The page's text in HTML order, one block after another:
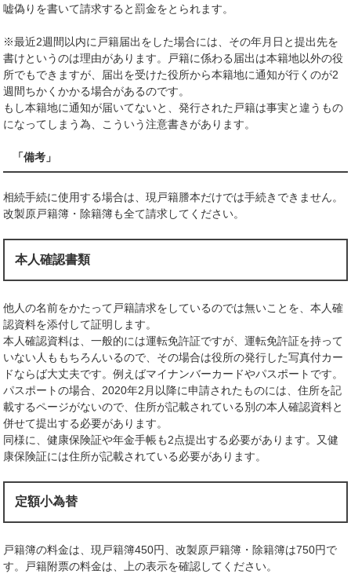
嘘偽りを書いて請求すると罰金をとられます。
※最近2週間以内に戸籍届出をした場合には、その年月日と提出先を
書けというのは理由があります。戸籍に係わる届出は本籍地以外の役
所でもできますが、届出を受けた役所から本籍地に通知が行くのが2
週間ちかくかかる場合があるのです。
もし本籍地に通知が届いてないと、発行された戸籍は事実と違うもの
になってしまう為、こういう注意書きがあります。
「備考」
相続手続に使用する場合は、現戸籍謄本だけでは手続きできません。
改製原戸籍簿・除籍簿も全て請求してください。
本人確認書類
他人の名前をかたって戸籍請求をしているのでは無いことを、本人確
認資料を添付して証明します。
本人確認資料は、一般的には運転免許証ですが、運転免許証を持って
いない人ももちろんいるので、その場合は役所の発行した写真付カー
ドならば大丈夫です。例えばマイナンバーカードやパスポートです。
パスポートの場合、2020年2月以降に申請されたものには、住所を記
載するページがないので、住所が記載されている別の本人確認資料と
併せて提出する必要があります。
同様に、健康保険証や年金手帳も2点提出する必要があります。又健
康保険証には住所が記載されている必要があります。
定額小為替
戸籍簿の料金は、現戸籍簿450円、改製原戸籍簿・除籍簿は750円で
す。戸籍附票の料金は、上の表示を確認してください。